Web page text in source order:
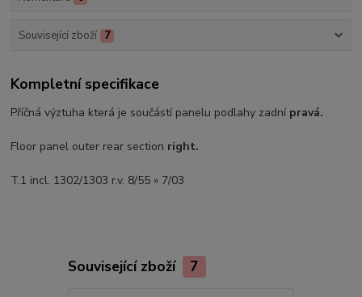
Související zboží 7
Kompletní specifikace
Příčná výztuha která je součástí panelu podlahy zadní pravá.
Floor panel outer rear section right.
T.1 incl. 1302/1303 r.v. 8/55 » 7/03
Související zboží 7